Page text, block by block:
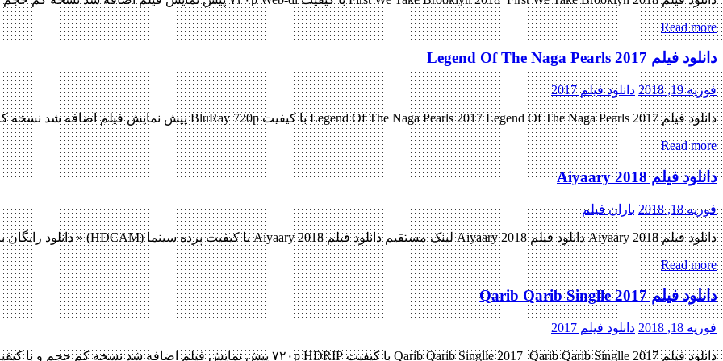
Read more
دانلود فیلم Legend Of The Naga Pearls 2017
فوریه 19, 2018 دانلود فیلم 2017
دانلود فیلم Legend Of The Naga Pearls 2017 Legend Of The Naga Pearls 2017 با کیفیت BluRay 720p پیش نمایش فیلم اضافه شد نسخه کم حجم و با کیفیت x265 اضافه شد کیفیت ۴۸۰p اضافه […]
Read more
دانلود فیلم Aiyaary 2018
فوریه 18, 2018 باران فیلم
دانلود فیلم Aiyaary 2018 دانلود فیلم Aiyaary 2018 لینک مستقیم دانلود فیلم Aiyaary 2018 با کیفیت پرده سینما (HDCAM) « دانلود رایگان با لینک مستقیم از هستی دانلود » تاریخ اکران : 2018 ژانر : […]
Read more
دانلود فیلم Qarib Qarib Singlle 2017
فوریه 18, 2018 دانلود فیلم 2017
دانلود فیلم Qarib Qarib Singlle 2017 Qarib Qarib Singlle 2017 با کیفیت ۷۲۰p HDRIP پیش نمایش فیلم اضافه شد نسخه کم حجم و با کیفیت x265 اضافه شد کیفیت ۴۸۰p اضافه شد منتشر کننده فایل: […]